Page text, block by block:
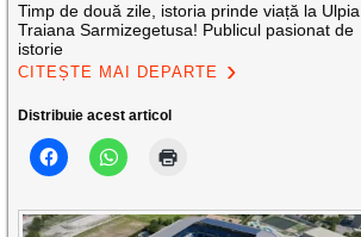
Timp de două zile, istoria prinde viață la Ulpia
Traiana Sarmizegetusa! Publicul pasionat de
istorie
CITEȘTE MAI DEPARTE
Distribuie acest articol